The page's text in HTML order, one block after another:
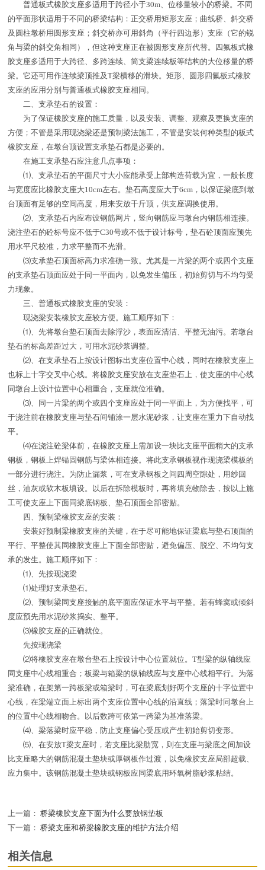
普通板式橡胶支座多适用于跨径小于30m、位移量较小的桥梁。不同
的平面形状适用于不同的桥梁结构：正交桥用矩形支座；曲线桥、斜交桥
及圆柱墩桥用圆形支座；斜交桥亦可用斜角（平行四边形）支座（它的锐
角与梁的斜交角相同），但这种支座正在被圆形支座所代替。四氟板式橡
胶支座多适用于大跨径、多跨连续、简支梁连续板等结构的大位移量的桥
梁。它还可用作连续梁顶推及T梁横移的滑块。矩形、圆形四氟板式橡胶
支座的应用分别与普通板式橡胶支座相同。
二、支承垫石的设置：
为了保证橡胶支座的施工质量，以及安装、调整、观察及更换支座的
方便；不管是采用现浇梁还是预制梁法施工，不管是安装何种类型的板式
橡胶支座，在墩台顶设置支承垫石都是必要的。
在施工支承垫石应注意几点事项：
⑴、支承垫石的平面尺寸大小应能承受上部构造荷载为宜，一般长度
与宽度应比橡胶支座大10cm左右。垫石高度应大于6cm，以保证梁底到墩
台顶面有足够的空间高度，用来安放千斤顶，供支座调换使用。
⑵、支承垫石内应布设钢筋网片，竖向钢筋应与墩台内钢筋相连接。
浇注垫石的砼标号应不低于C30号或不低于设计标号，垫石砼顶面应预先
用水平尺校准，力求平整而不光滑。
⑶支承垫石顶面标高力求准确一致。尤其是一片梁的两个或四个支座
的支承垫石顶面应处于同一平面内，以免发生偏压，初始剪切与不均匀受
力现象。
三、普通板式橡胶支座的安装：
现浇梁安装橡胶支座较方便。施工顺序如下：
⑴、先将墩台垫石顶面去除浮沙，表面应清洁、平整无油污。若墩台
垫石的标高差距过大，可用水泥砂浆调整。
⑵、在支承垫石上按设计图标出支座位置中心线，同时在橡胶支座上
也标上十字交叉中心线。将橡胶支座安放在支座垫石上，使支座的中心线
同墩台上设计位置中心相重合，支座就位准确。
⑶、同一片梁的两个或四个支座应处于同一平面上，为方便找平，可
于浇注前在橡胶支座与垫石间铺涂一层水泥砂浆，让支座在重力下自动找
平。
⑷在浇注砼梁体前，在橡胶支座上需加设一块比支座平面稍大的支承
钢板，钢板上焊锚固钢筋与梁体相连接。将此支承钢板视作现浇梁模板的
一部分进行浇注。为防止漏浆，可在支承钢板之间四周空隙处，用纱回
丝，油灰或软木板填设。以后在拆除模板时，再将填充物除去，按以上施
工可使支座上下面同梁底钢板、垫石顶面全部密贴。
四、预制梁橡胶支座的安装：
安装好预制梁橡胶支座的关键，在于尽可能地保证梁底与垫石顶面的
平行、平整使其同橡胶支座上下面全部密贴，避免偏压、脱空、不均匀支
承的发生。施工顺序如下：
⑴、先按现浇梁
⑴处理好支承垫石。
⑵、预制梁同支座接触的底平面应保证水平与平整。若有蜂窝或倾斜
度应预先用水泥砂浆捣实、整平。
⑶橡胶支座的正确就位。
先按现浇梁
⑵将橡胶支座在墩台垫石上按设计中心位置就位。T型梁的纵轴线应
同支座中心线相重合；板梁与箱梁的纵轴线应与支座中心线相平行。为落
梁准确，在架第一跨板梁或箱梁时，可在梁底划好两个支座的十字位置中
心线，在梁端立面上标出两个支座位置中心线的沿直线；落梁时同墩台上
的位置中心线相吻合。以后数跨可依第一跨梁为基准落梁。
⑷、梁落梁时应平稳，防止支座偏心受压或产生初始剪切变形。
⑸、在安放T梁支座时，若支座比梁肋宽，则在支座与梁底之间加设
比支座略大的钢筋混凝土垫块或厚钢板作过渡，以免橡胶支座局部超载、
应力集中。该钢筋混凝土垫块或钢板应同梁底用环氧树脂砂浆粘结。
上一篇： 桥梁橡胶支座下面为什么要放钢垫板
下一篇： 桥梁支座和桥梁橡胶支座的维护方法介绍
相关信息